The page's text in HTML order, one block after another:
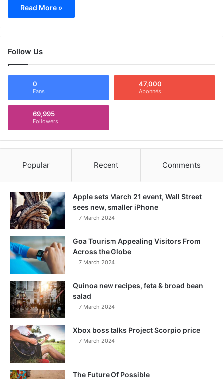
Read More »
Follow Us
0
Fans
47,000
Abonnés
69,995
Followers
Popular Recent Comments
Apple sets March 21 event, Wall Street
sees new, smaller iPhone
7 March 2024
Goa Tourism Appealing Visitors From
Across the Globe
7 March 2024
Quinoa new recipes, feta & broad bean
salad
7 March 2024
Xbox boss talks Project Scorpio price
7 March 2024
The Future Of Possible